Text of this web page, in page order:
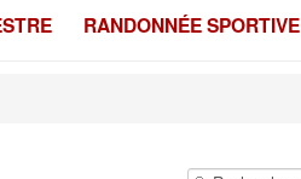
RANDONNÉE SPORTIVE